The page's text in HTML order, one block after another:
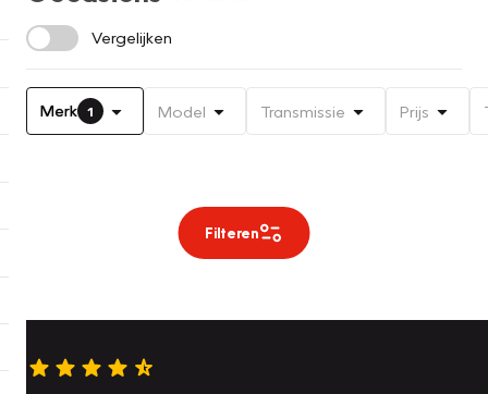
Vergelijken
Merk 1 Model Transmissie Prijs
Filteren